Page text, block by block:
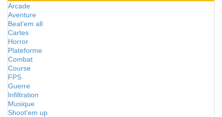
Arcade
Aventure
Beat'em all
Cartes
Horror
Plateforme
Combat
Course
FPS
Guerre
Infiltration
Musique
Shoot'em up